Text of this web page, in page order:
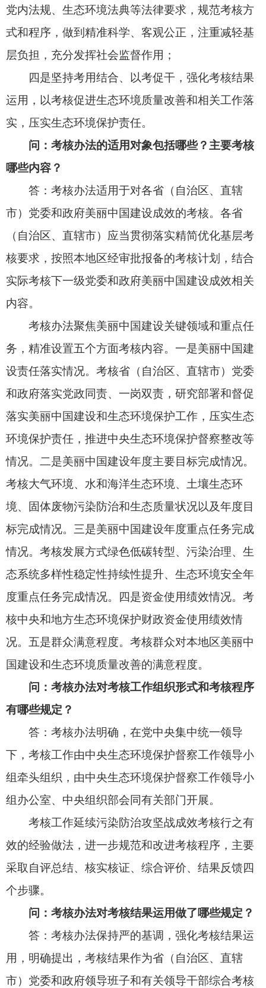
考核办法聚焦美丽中国建设关键领域和重点任
务，精准设置五个方面考核内容。一是美丽中国建
和政府落实党政同责、一岗双责，研究部署和督促
落实美丽中国建设和生态环境保护工作，压实生态
环境保护责任，推进中央生态环境保护督察整改等
情况。二是美丽中国建设年度主要目标完成情况。
考核大气环境、水和海洋生态环境、土壤生态环
标完成情况。三是美丽中国建设年度重点任务完成
情况。考核发展方式绿色低碳转型、污染治理、生
态系统多样性稳定性持续性提升、生态环境安全年
度重点任务完成情况。四是资金使用绩效情况。考
核中央和地方生态环境保护财政资金使用绩效情
国建设和生态环境质量改善的满意程度。
问：考核办法对考核工作组织形式和考核程序
有哪些规定？
答：考核办法明确，在党中央集中统一领导
下，考核工作由中央生态环境保护督察工作领导小
组办公室、中央组织部会同有关部门开展。
考核工作延续污染防治攻坚战成效考核行之有
效的经验做法，进一步规范和改进考核程序，主要
采取自评总结、核实核证、综合评价、结果反馈四
个步骤。
答：考核办法保持严的基调，强化考核结果运
用，明确提出，考核结果作为省（自治区、直辖
市）党委和政府领导班子和有关领导干部综合考核
评价、奖惩任免的重要参考，作为生态环境保护相
关财政资金分配的参考依据。
格”的，应当及时提出整改措施、按期整改到位。逾
期整改不到位的，视情由中央组织部会同中央生态
环境保护督察工作领导小组办公室对省（自治区、
直辖市）党委和政府主要负责人进行约谈。需要追
究责任的，由中央纪委国家监委、中央组织部依规